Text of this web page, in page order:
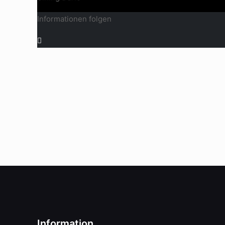
Informationen folgen